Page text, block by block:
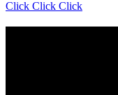
Click Click Click